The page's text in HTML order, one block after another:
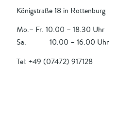
Königstraße 18 in Rottenburg
Mo.– Fr. 10.00 – 18.30 Uhr
Sa. 10.00 – 16.00 Uhr
Tel: +49 (07472) 917128